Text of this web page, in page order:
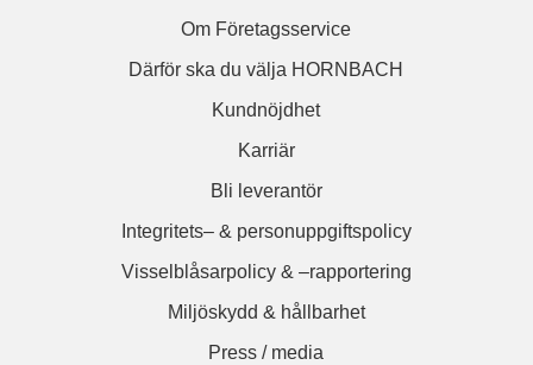
Om Företagsservice
Därför ska du välja HORNBACH
Kundnöjdhet
Karriär
Bli leverantör
Integritets– & personuppgiftspolicy
Visselblåsarpolicy & –rapportering
Miljöskydd & hållbarhet
Press / media